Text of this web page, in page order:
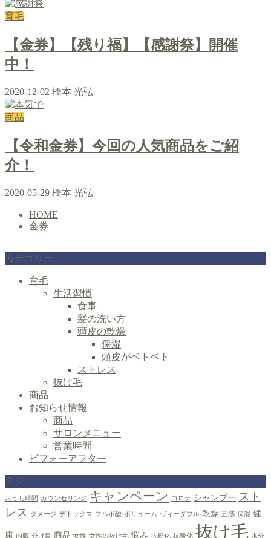
育毛
【金券】【残り福】【感謝祭】開催
中！
2020-12-02 橋本 光弘
商品
【令和金券】今回の人気商品をご紹
介！
2020-05-29 橋本 光弘
HOME
金券
カテゴリー
育毛
生活習慣
食事
髪の洗い方
頭皮の乾燥
保湿
頭皮がベトベト
ストレス
抜け毛
商品
お知らせ情報
商品
サロンメニュー
営業時間
ビフォーアフター
タグ
おうち時間 カウンセリング キャンペーン コロナ シャンプー スト
レス
ダメージ デトックス フルボ酸 ボリューム ヴィーダフル 乾燥 五感 保湿 健
康 内臓 分け目 商品 女性 女性の抜け毛 悩み 抗糖化 抗酸化 抜け毛 水分